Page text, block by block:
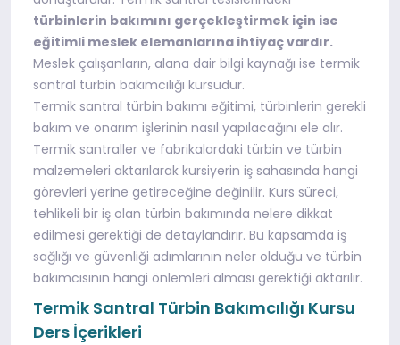
türbinlerin bakımını gerçekleştirmek için ise
eğitimli meslek elemanlarına ihtiyaç vardır.
Meslek çalışanların, alana dair bilgi kaynağı ise termik
santral türbin bakımcılığı kursudur.
Termik santral türbin bakımı eğitimi, türbinlerin gerekli
bakım ve onarım işlerinin nasıl yapılacağını ele alır.
Termik santraller ve fabrikalardaki türbin ve türbin
malzemeleri aktarılarak kursiyerin iş sahasında hangi
görevleri yerine getireceğine değinilir. Kurs süreci,
tehlikeli bir iş olan türbin bakımında nelere dikkat
edilmesi gerektiği de detaylandırır. Bu kapsamda iş
sağlığı ve güvenliği adımlarının neler olduğu ve türbin
bakımcısının hangi önlemleri alması gerektiği aktarılır.
Termik Santral Türbin Bakımcılığı Kursu
Ders İçerikleri